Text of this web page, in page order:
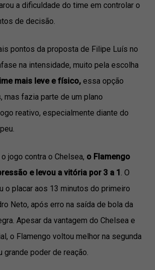
a dificuldade do time em controlar o
de decisão.
pontos da proposta de Filipe Luís no
na intensidade, muito pela escolha
mais leve e físico, essa opção
mas fazia parte de um plano
reativo, especialmente diante do
jogo contra o Chelsea, o Flamengo
e levou a vitória por 3 a 1 . O
o placar aos 13 minutos do primeiro
Neto, após erro na saída de bola da
Apesar da vantagem do Chelsea e
o Flamengo voltou melhor na segunda
grande poder de reação.